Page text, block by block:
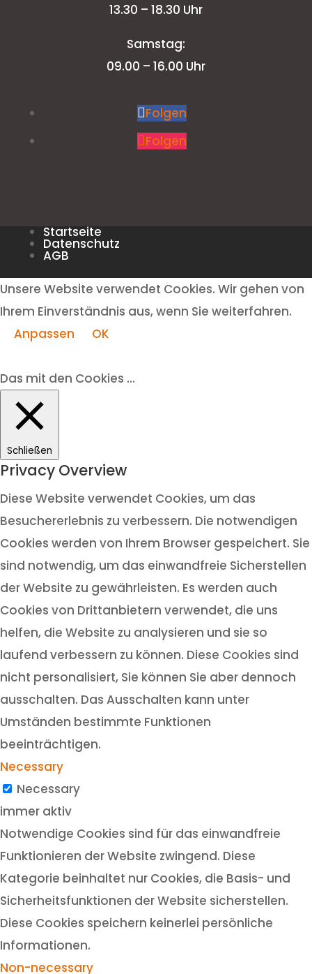
13.30 – 18.30 Uhr
Samstag:
09.00 – 16.00 Uhr
Folgen
Folgen
Startseite
Datenschutz
AGB
Unsere Website verwendet Cookies. Wir gehen von
Ihrem Einverständnis aus, wenn Sie weiterfahren.
Anpassen
OK
Das mit den Cookies ...
Schließen
Privacy Overview
Diese Website verwendet Cookies, um das
Besuchererlebnis zu verbessern. Die notwendigen
Cookies werden von Ihrem Browser gespeichert. Sie
sind notwendig, um das einwandfreie Sicherstellen
der Website zu gewährleisten. Es werden auch
Cookies von Drittanbietern verwendet, die uns
helfen, die Website zu analysieren und sie so
laufend verbessern zu können. Diese Cookies sind
nicht personalisiert, Sie können Sie aber dennoch
ausschalten. Das Ausschalten kann unter
Umständen bestimmte Funktionen
beeinträchtigen.
Necessary
Necessary
immer aktiv
Notwendige Cookies sind für das einwandfreie
Funktionieren der Website zwingend. Diese
Kategorie beinhaltet nur Cookies, die Basis- und
Sicherheitsfunktionen der Website sicherstellen.
Diese Cookies speichern keinerlei persönliche
Informationen.
Non-necessary